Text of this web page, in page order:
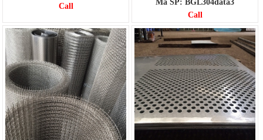
Call
Mã SP: BGL304data3
Call